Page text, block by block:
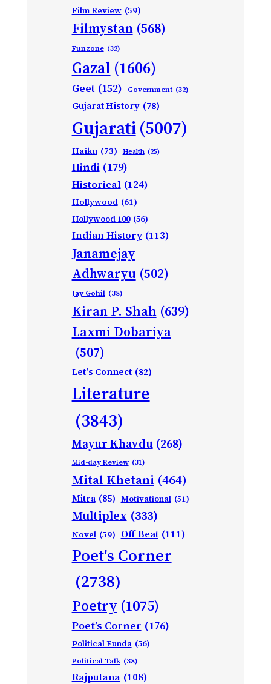
Film Review (59)
Filmystan (568)
Funzone (32)
Gazal (1606)
Geet (152) Government (32)
Gujarat History (78)
Gujarati(5007)
Haiku (73) Health (25)
Hindi (179)
Historical (124)
Hollywood (61)
Hollywood 100 (56)
Indian History (113)
Janamejay
Adhwaryu (502)
Jay Gohil (38)
Kiran P. Shah (639)
Laxmi Dobariya
(507)
Let's Connect (82)
Literature
(3843)
Mayur Khavdu (268)
Mid-day Review (31)
Mital Khetani (464)
Mitra (85) Motivational (51)
Multiplex (333)
Novel (59) Off Beat (111)
Poet's Corner
(2738)
Poetry (1075)
Poet’s Corner (176)
Political Funda (56)
Political Talk (38)
Rajputana (108)